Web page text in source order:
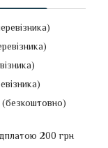
(безкоштовно)
200 грн